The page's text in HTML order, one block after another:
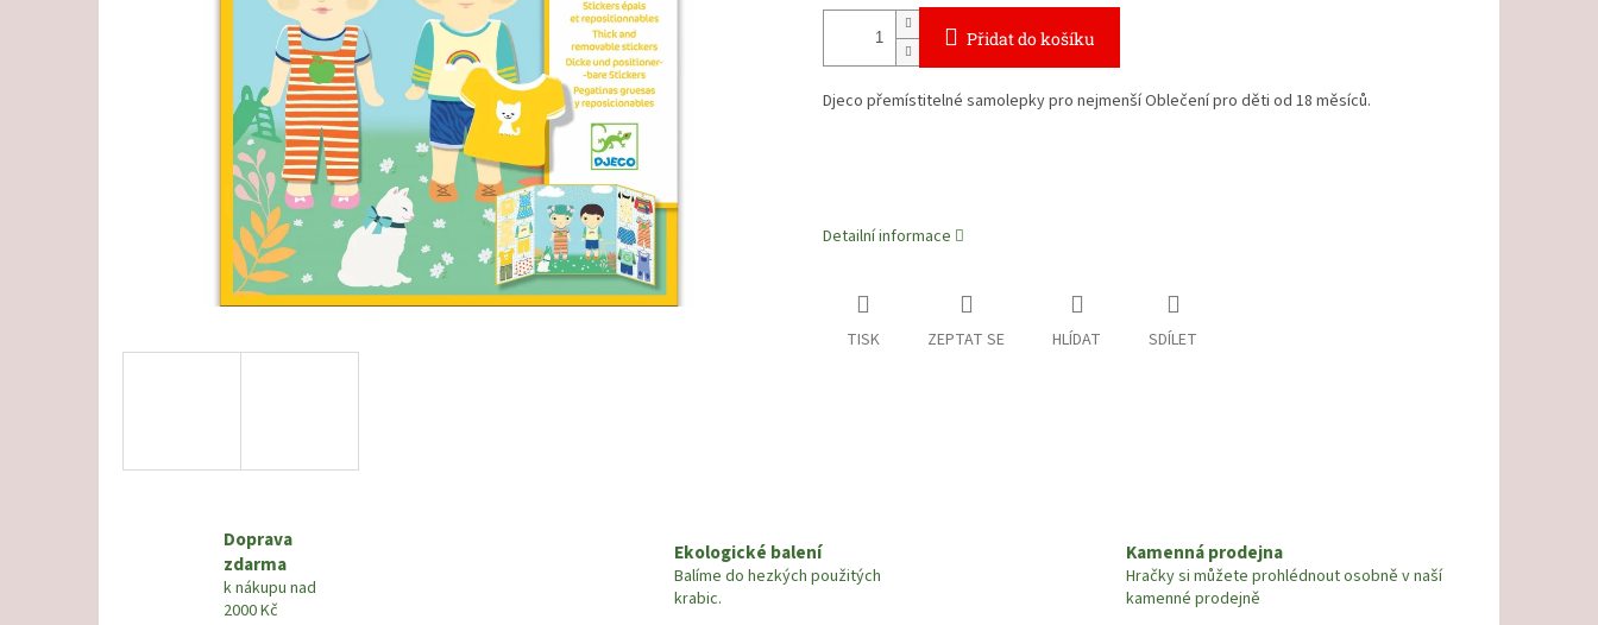
Přidat do košíku
Djeco přemístitelné samolepky pro nejmenší Oblečení pro děti od 18 měsíců.
Detailní informace
TISK ZEPTAT SE HLÍDAT SDÍLET
Doprava
zdarma
k nákupu nad
2000 Kč
Ekologické balení
Balíme do hezkých použitých
krabic.
Kamenná prodejna
Hračky si můžete prohlédnout osobně v naší
kamenné prodejně